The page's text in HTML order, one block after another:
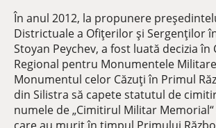
În anul 2012, la propunere
Districtuale a Ofițerilor și Sergenților
Stoyan Peychev, a fost luată decizia în
Regional pentru Monumentele
Monumentul celor Căzuți în Primul
din Silistra să capete statutul de
numele de „Cimitirul Militar